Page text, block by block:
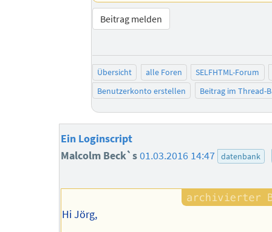
Beitrag melden
Übersicht alle Foren
SELFHTML-Forum
Benutzerkonto erstellen
Beitrag im Thread-
Ein Loginscript
Malcolm Beck`s01.03.2016 14:47 datenbank
Hi Jörg,